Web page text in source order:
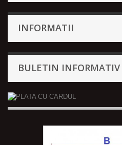
INFORMATII
BULETIN INFORMATIV